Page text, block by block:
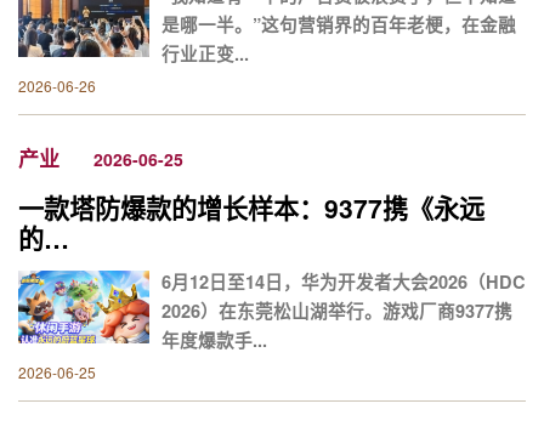
是哪一半。”这句营销界的百年老梗，在金融
行业正变...
2026-06-26
产业 2026-06-25
一款塔防爆款的增长样本：9377携《永远
的…
6月12日至14日，华为开发者大会2026（HDC
2026）在东莞松山湖举行。游戏厂商9377携
年度爆款手...
2026-06-25